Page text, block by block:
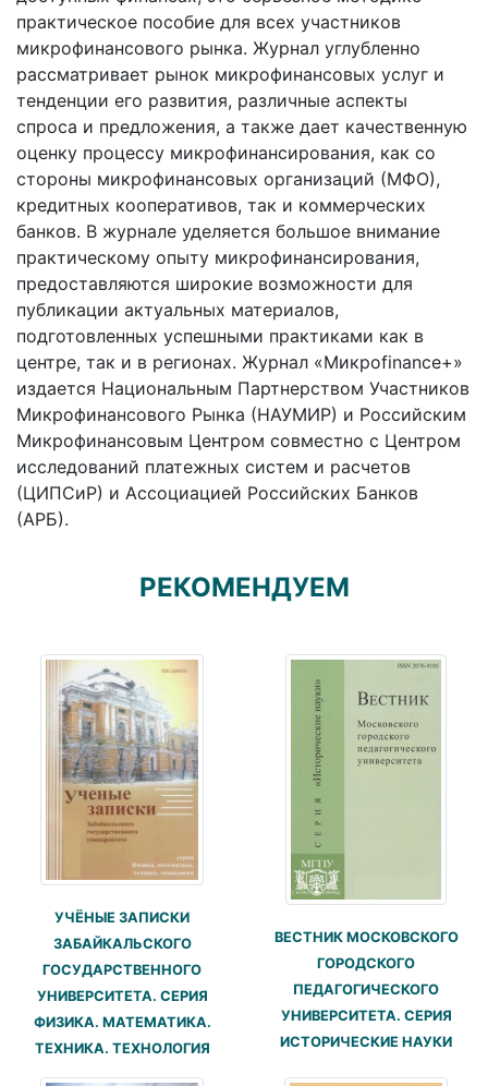
практическое пособие для всех участников
микрофинансового рынка. Журнал углубленно
рассматривает рынок микрофинансовых услуг и
тенденции его развития, различные аспекты
спроса и предложения, а также дает качественную
оценку процессу микрофинансирования, как со
стороны микрофинансовых организаций (МФО),
кредитных кооперативов, так и коммерческих
банков. В журнале уделяется большое внимание
практическому опыту микрофинансирования,
предоставляются широкие возможности для
публикации актуальных материалов,
подготовленных успешными практиками как в
центре, так и в регионах. Журнал «Микроfinance+»
издается Национальным Партнерством Участников
Микрофинансового Рынка (НАУМИР) и Российским
Микрофинансовым Центром совместно с Центром
исследований платежных систем и расчетов
(ЦИПСиР) и Ассоциацией Российских Банков
(АРБ).
РЕКОМЕНДУЕМ
УЧЁНЫЕ ЗАПИСКИ
ЗАБАЙКАЛЬСКОГО
ГОСУДАРСТВЕННОГО
УНИВЕРСИТЕТА. СЕРИЯ
ФИЗИКА. МАТЕМАТИКА.
ТЕХНИКА. ТЕХНОЛОГИЯ
ВЕСТНИК МОСКОВСКОГО
ГОРОДСКОГО
ПЕДАГОГИЧЕСКОГО
УНИВЕРСИТЕТА. СЕРИЯ
ИСТОРИЧЕСКИЕ НАУКИ